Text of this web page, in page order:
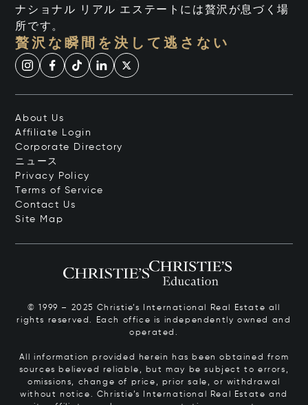
ナショナル リアル エステートには贅沢が息づく場
所です。
贅沢な瞬間を決して逃さない
About Us
Affiliate Login
Corporate Directory
ニュース
Privacy Policy
Terms of Service
Contact Us
Site Map
© 1999 – 2025 Christie’s International Real Estate all
rights reserved. Each office is independently owned and
operated.
All information provided herein has been obtained from
sources believed reliable, but may be subject to errors,
omissions, change of price, prior sale, or withdrawal
without notice. Christie’s International Real Estate and